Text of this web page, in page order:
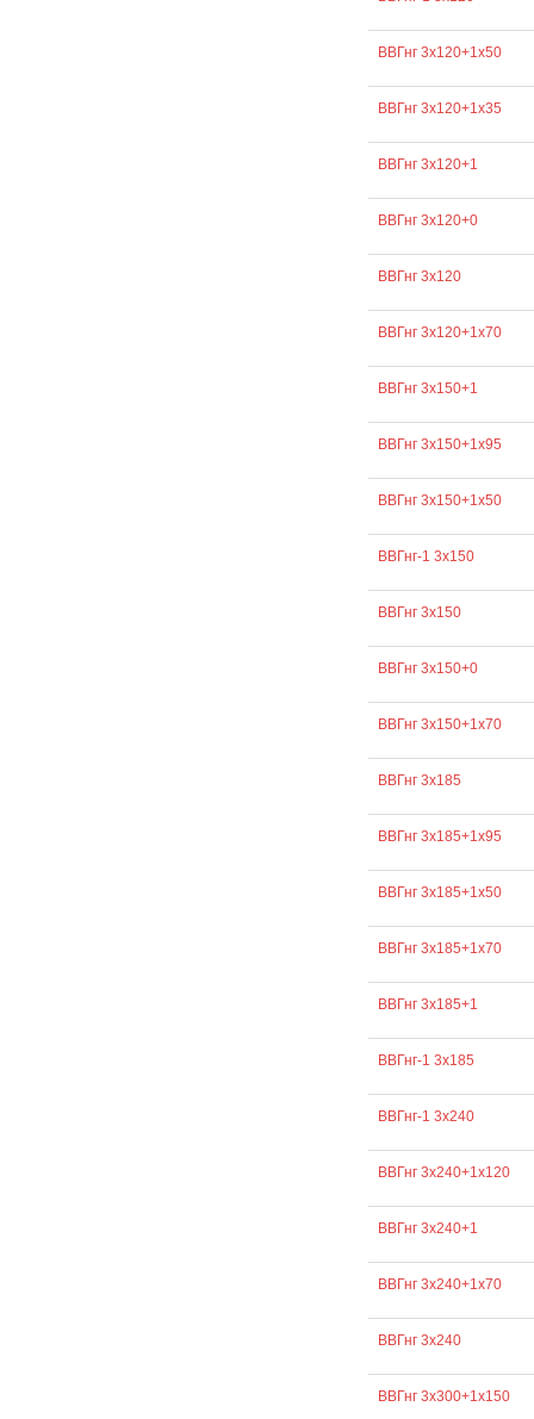
ВВГнг 3х120+1х50
ВВГнг 3х120+1х35
ВВГнг 3х120+1
ВВГнг 3х120+0
ВВГнг 3х120
ВВГнг 3х120+1х70
ВВГнг 3х150+1
ВВГнг 3х150+1х95
ВВГнг 3х150+1х50
ВВГнг-1 3х150
ВВГнг 3х150
ВВГнг 3х150+0
ВВГнг 3х150+1х70
ВВГнг 3х185
ВВГнг 3х185+1х95
ВВГнг 3х185+1х50
ВВГнг 3х185+1х70
ВВГнг 3х185+1
ВВГнг-1 3х185
ВВГнг-1 3х240
ВВГнг 3х240+1х120
ВВГнг 3х240+1
ВВГнг 3х240+1х70
ВВГнг 3х240
ВВГнг 3х300+1х150